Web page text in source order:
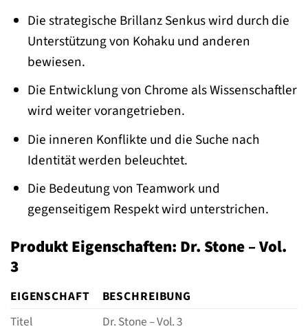
Die strategische Brillanz Senkus wird durch die
Unterstützung von Kohaku und anderen
bewiesen.
Die Entwicklung von Chrome als Wissenschaftler
wird weiter vorangetrieben.
Die inneren Konflikte und die Suche nach
Identität werden beleuchtet.
Die Bedeutung von Teamwork und
gegenseitigem Respekt wird unterstrichen.
Produkt Eigenschaften: Dr. Stone – Vol.
3
EIGENSCHAFT
BESCHREIBUNG
Titel
Dr. Stone – Vol. 3